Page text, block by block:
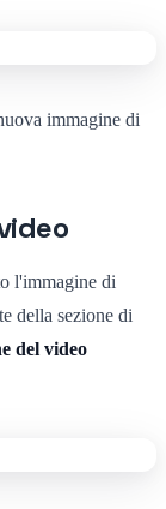
immagine di
l'immagine di
della sezione di
del video